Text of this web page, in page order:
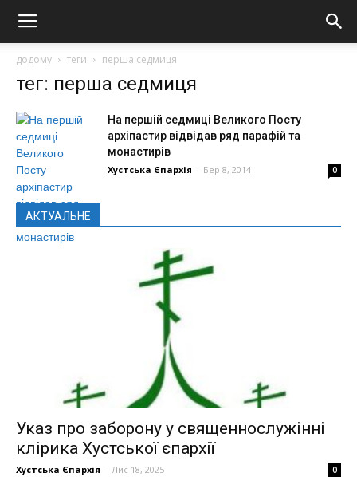
додому теги перша седмиця
тег: перша седмиця
На першій седмиці Великого Посту
архіпастир відвідав ряд парафій та
монастирів
Хустська Єпархія - Бер 8, 2014 0
АКТУАЛЬНЕ
Указ про заборону у священнослужінні
клірика Хустської єпархії
Хустська Єпархія - Лис 18, 2025 0